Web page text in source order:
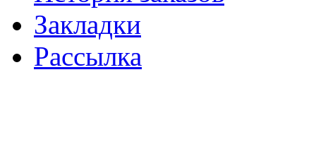
Закладки
Рассылка